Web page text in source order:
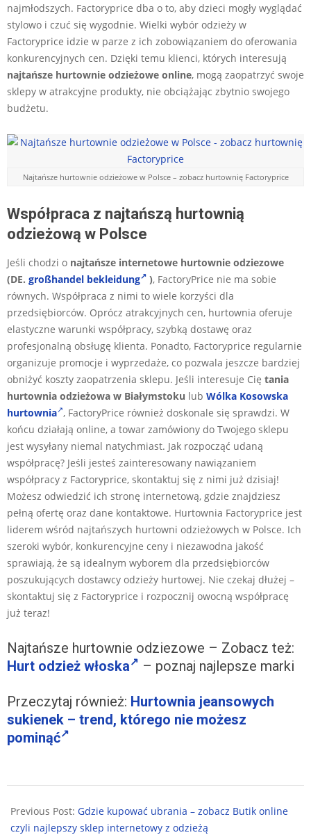
najmłodszych. Factoryprice dba o to, aby dzieci mogły wyglądać
stylowo i czuć się wygodnie. Wielki wybór odzieży w
Factoryprice idzie w parze z ich zobowiązaniem do oferowania
konkurencyjnych cen. Dzięki temu klienci, których interesują
najtańsze hurtownie odzieżowe online, mogą zaopatrzyć swoje
sklepy w atrakcyjne produkty, nie obciążając zbytnio swojego
budżetu.
Najtańsze hurtownie odzieżowe w Polsce – zobacz hurtownię Factoryprice
Współpraca z najtańszą hurtownią
odzieżową w Polsce
Jeśli chodzi o najtańsze internetowe hurtownie odziezowe
(DE. großhandel bekleidung ), FactoryPrice nie ma sobie
równych. Współpraca z nimi to wiele korzyści dla
przedsiębiorców. Oprócz atrakcyjnych cen, hurtownia oferuje
elastyczne warunki współpracy, szybką dostawę oraz
profesjonalną obsługę klienta. Ponadto, Factoryprice regularnie
organizuje promocje i wyprzedaże, co pozwala jeszcze bardziej
obniżyć koszty zaopatrzenia sklepu. Jeśli interesuje Cię tania
hurtownia odzieżowa w Białymstoku lub Wólka Kosowska
hurtownia , FactoryPrice również doskonale się sprawdzi. W
końcu działają online, a towar zamówiony do Twojego sklepu
jest wysyłany niemal natychmiast. Jak rozpocząć udaną
współpracę? Jeśli jesteś zainteresowany nawiązaniem
współpracy z Factoryprice, skontaktuj się z nimi już dzisiaj!
Możesz odwiedzić ich stronę internetową, gdzie znajdziesz
pełną ofertę oraz dane kontaktowe. Hurtownia Factoryprice jest
liderem wśród najtańszych hurtowni odzieżowych w Polsce. Ich
szeroki wybór, konkurencyjne ceny i niezawodna jakość
sprawiają, że są idealnym wyborem dla przedsiębiorców
poszukujących dostawcy odzieży hurtowej. Nie czekaj dłużej –
skontaktuj się z Factoryprice i rozpocznij owocną współpracę
już teraz!
Najtańsze hurtownie odziezowe – Zobacz też:
Hurt odzież włoska
– poznaj najlepsze marki
Przeczytaj również: Hurtownia jeansowych
sukienek – trend, którego nie możesz
pominąć
12-
21
Previous Post: Gdzie kupować ubrania – zobacz Butik online
czyli najlepszy sklep internetowy z odzieżą